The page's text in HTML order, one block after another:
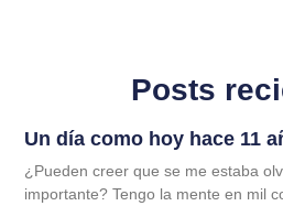
Posts
Un día como hoy hace 11
¿Pueden creer que se me estaba
importante? Tengo la mente en mil